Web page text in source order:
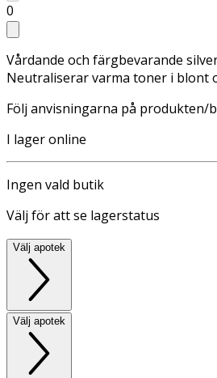
0
Vårdande och färgbevarande
Neutraliserar varma toner i blont
Följ anvisningarna på produkten/
I lager online
Ingen vald butik
Välj för att se lagerstatus
Välj apotek
Välj apotek